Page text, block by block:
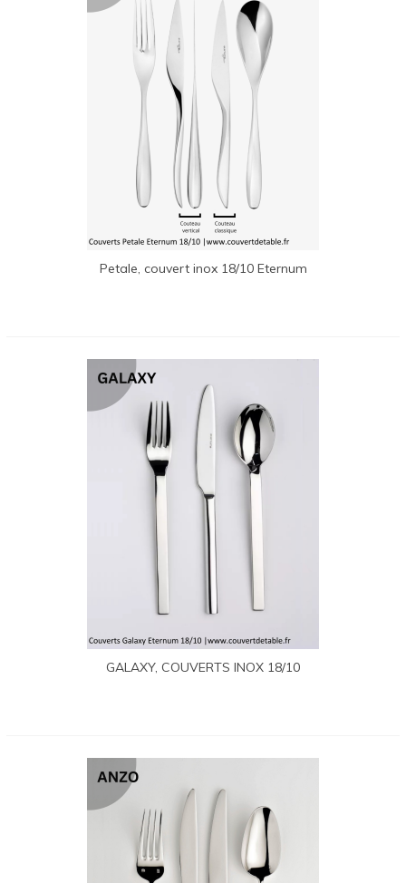
Petale, couvert inox 18/10 Eternum
GALAXY, COUVERTS INOX 18/10